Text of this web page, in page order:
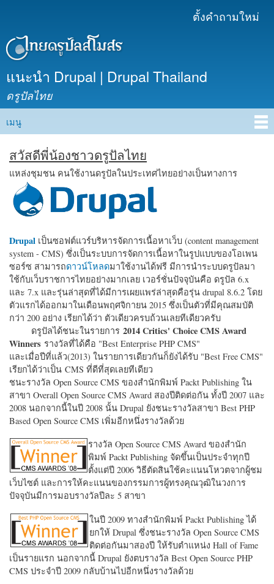
เนื้อหา
ตั้งคำถามใหม่
แนะนำ Drupal | Drupal Thailand
ดรูปัลไทย
Main menu
เมนู
สวัสดีพี่น้องชาวดรูปัลไทย
แหล่งชุมชน คนใช้งานดรูปัลในประเทศไทยอย่างเป็นทางการ
Drupal เป็นซอฟต์แวร์บริหารจัดการเนื้อหาเว็บ (content management
system - CMS) ซึ่งเป็นระบบการจัดการเนื้อหาในรูปแบบของโอเพน
ซอร์ซ สามารถดาวน์โหลดมาใช้งานได้ฟรี มีการนำระบบดรูปัลมา
ใช้กับเว็บราชการไทยอย่างมากเลย เวอร์ชั่นปัจจุบันคือ ดรูปัล 6.x
และ 7.x และรุ่นล่าสุดที่ได้มีการเผยแพร่ล่าสุดคือรุ่น drupal 8.6.2 โดย
ตัวแรกได้ออกมาในเดือนพฤศจิกายน 2015 ซึ่งเป็นตัวที่มีคุณสมบัติ
กว่า 200 อย่าง เรียกได้ว่า ตัวเดียวครบถ้วนเลยทีเดียวครับ
ดรูปัลได้ชนะในรายการ 2014 Critics' Choice CMS Award
Winners รางวัลที่ได้คือ "Best Enterprise PHP CMS"
และเมื่อปีที่แล้ว(2013) ในรายการเดียวกันก็ยังได้รับ "Best Free CMS"
เรียกได้ว่าเป็น CMS ที่ดีที่สุดเลยทีเดียว
ชนะรางวัล Open Source CMS ของสำนักพิมพ์ Packt Publishing ใน
สาขา Overall Open Source CMS Award สองปีติดต่อกัน ทั้งปี 2007 และ
2008 นอกจากนี้ในปี 2008 นั้น Drupal ยังชนะรางวัลสาขา Best PHP
Based Open Source CMS เพิ่มอีกหนึ่งรางวัลด้วย
รางวัล Open Source CMS Award ของสำนัก
พิมพ์ Packt Publishing จัดขึ้นเป็นประจำทุกปี
ตั้งแต่ปี 2006 วิธีตัดสินใช้คะแนนโหวตจากผู้ชม
เว็บไซต์ และการให้คะแนนของกรรมการผู้ทรงคุณวุฒิในวงการ
ปัจจุบันมีการมอบรางวัลปีละ 5 สาขา
ในปี 2009 ทางสำนักพิมพ์ Packt Publishing ได้
ยกให้ Drupal ซึ่งชนะรางวัล Open Source CMS
ติดต่อกันมาสองปี ให้รับตำแหน่ง Hall of Fame
เป็นรายแรก นอกจากนี้ Drupal ยังตบรางวัล Best Open Source PHP
CMS ประจำปี 2009 กลับบ้านไปอีกหนึ่งรางวัลด้วย